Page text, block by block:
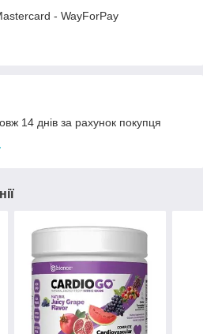
- WayForPay
14 днів за рахунок покупця